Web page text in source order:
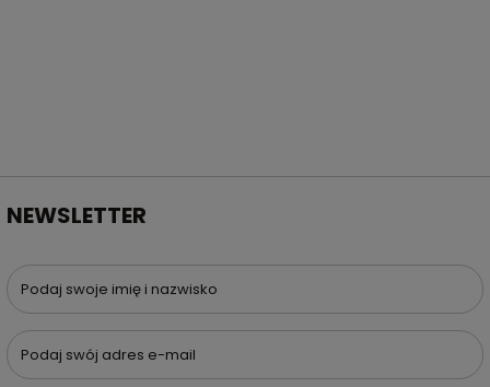
NEWSLETTER
Podaj swoje imię i nazwisko
Podaj swój adres e-mail